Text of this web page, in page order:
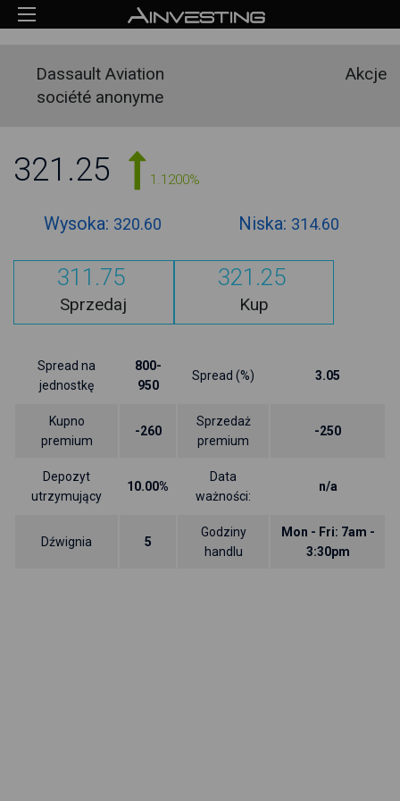
Dassault Aviation
société anonyme
Akcje
321.25 1.1200%
Wysoka: 320.60 Niska: 314.60
311.75
Sprzedaj
321.25
Kup
Spread na
jednostkę
800-
950
Spread (%) 3.05
Kupno
premium
-260
Sprzedaż
premium
-250
Depozyt
utrzymujący
10.00%
Data
ważności:
n/a
Dźwignia 5
Godziny
handlu
Mon - Fri: 7am -
3:30pm